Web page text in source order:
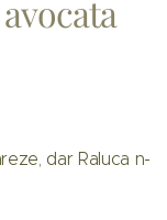
dar Raluca n-